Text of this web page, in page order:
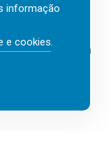
de
(IA), acaba
informação
e cookies.